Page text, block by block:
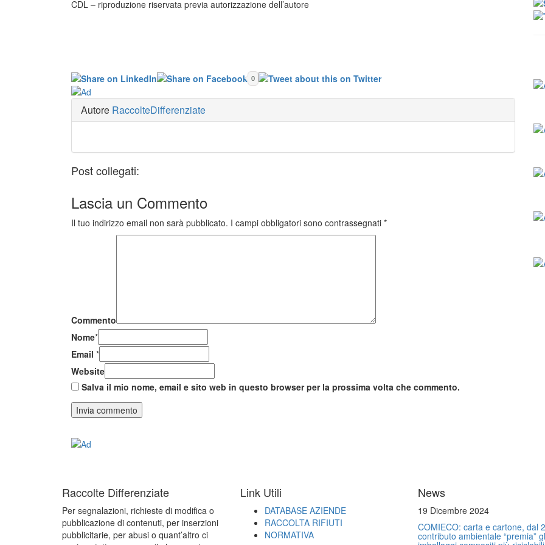
CDL – riproduzione riservata previa autorizzazione dell’autore
0
Autore RaccolteDifferenziate
Post collegati:
Lascia un Commento
Il tuo indirizzo email non sarà pubblicato. I campi obbligatori sono contrassegnati *
Commento
Nome*
Email *
Website
Salva il mio nome, email e sito web in questo browser per la prossima volta che commento.
Raccolte Differenziate
Per segnalazioni, richieste di modifica o
pubblicazione di contenuti, per inserzioni
pubblicitarie, per abusi o quant’altro ci
Link Utili
DATABASE AZIENDE
RACCOLTA RIFIUTI
NORMATIVA
News
19 Dicembre 2024
COMIECO: carta e cartone, dal
contributo ambientale “premia”